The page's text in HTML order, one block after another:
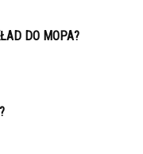
DO MOPA?